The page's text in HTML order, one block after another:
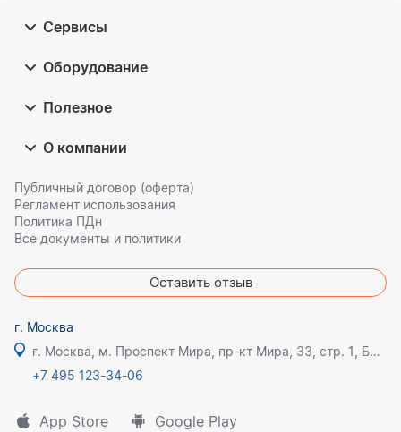
Сервисы
Оборудование
Полезное
О компании
Публичный договор (оферта)
Регламент использования
Политика ПДн
Все документы и политики
Оставить отзыв
г. Москва
г. Москва, м. Проспект Мира, пр-кт Мира, 33, стр. 1, БЦ Олимпик плаза
+7 495 123-34-06
App Store Google Play